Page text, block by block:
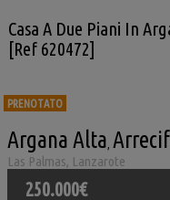
Casa A Due Piani In
[Ref 620472]
PRENOTATO
Argana Alta
Las Palmas, Lanzarote
250.000€